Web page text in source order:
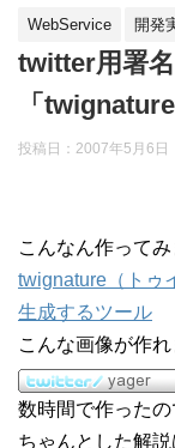
WebService 開発
twitter用署
「twignature
投稿日： 2007年5月6日
こんなん作ってみ
twignature（トゥ
生成するツール
こんな画像が作れ
数時間で作ったの
ちゃんとした解